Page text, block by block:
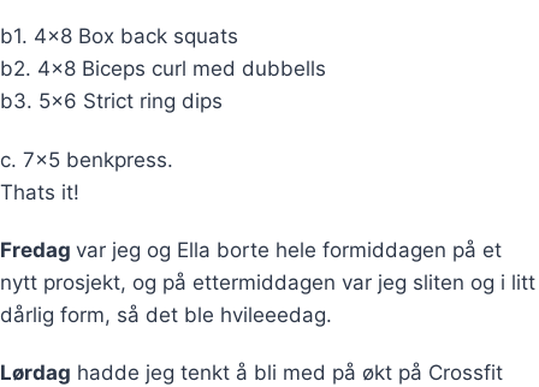
b1. 4×8 Box back squats
b2. 4×8 Biceps curl med dubbells
b3. 5×6 Strict ring dips
c. 7×5 benkpress.
Thats it!
Fredag var jeg og Ella borte hele formiddagen på et
nytt prosjekt, og på ettermiddagen var jeg sliten og i litt
dårlig form, så det ble hvileeedag.
Lørdag hadde jeg tenkt å bli med på økt på Crossfit